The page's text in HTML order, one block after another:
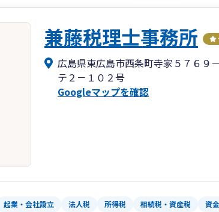
兼藤税理士事務所
広島県東広島市西条町寺家５７６９
テ２－１０２号
Googleマップを確認
起業・会社設立 法人税 所得税 相続税・資産税
資